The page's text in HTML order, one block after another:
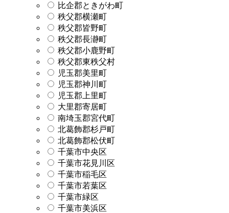
比企郡ときがわ町
秩父郡横瀬町
秩父郡皆野町
秩父郡長瀞町
秩父郡小鹿野町
秩父郡東秩父村
児玉郡美里町
児玉郡神川町
児玉郡上里町
大里郡寄居町
南埼玉郡宮代町
北葛飾郡杉戸町
北葛飾郡松伏町
千葉市中央区
千葉市花見川区
千葉市稲毛区
千葉市若葉区
千葉市緑区
千葉市美浜区